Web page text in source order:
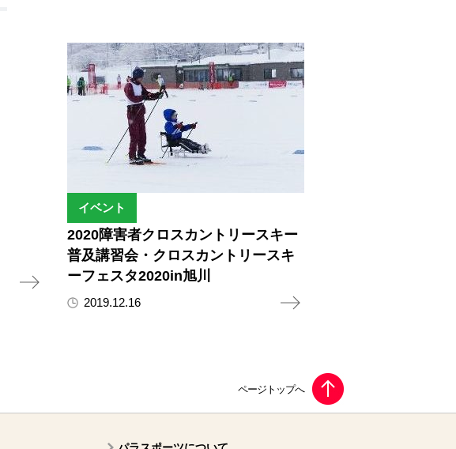
イベント
2020障害者クロスカントリースキー
普及講習会・クロスカントリースキ
ーフェスタ2020in旭川
2019.12.16